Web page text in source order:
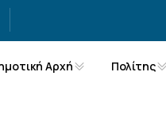
Αρχή Πολίτης